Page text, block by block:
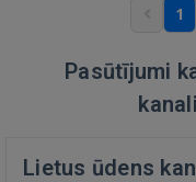
1
Pasūtījumi
Lietus ūdens